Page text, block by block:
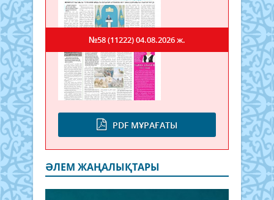
PDF МҰРАҒАТЫ
№58 (11222)04.08.2026 ж.
ӘЛЕМ ЖАҢАЛЫҚТАРЫ